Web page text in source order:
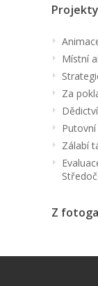
Projekty
Místní
Za
Zálabí
Z